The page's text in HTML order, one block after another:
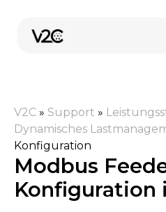
springen
Online-Shop
V2C » Support »
Dynamisches
Konfiguration
Modbus
Konfiguration